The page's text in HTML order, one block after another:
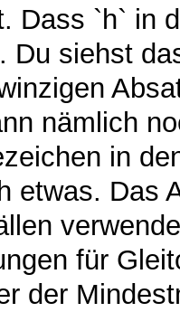
Dass `h` in
Du siehst
nämlich
in
etwas. Das
für
der